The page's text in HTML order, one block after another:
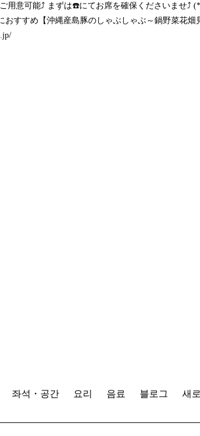
意可能⤴️ まずは☎️にてお席を確保くださいませ⤴️
すすめ【沖縄産島豚のしゃぶしゃぶ～鍋野菜花
좌석・공간 요리 음료 블로그 새